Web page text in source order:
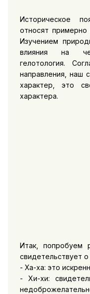
Историческое
относят
Изучением
влияния на
гелотология.
направления, наш
характер, это
характера.
Итак, попробуем
свидетельствует
- Ха-ха: это
- Хи-хи: